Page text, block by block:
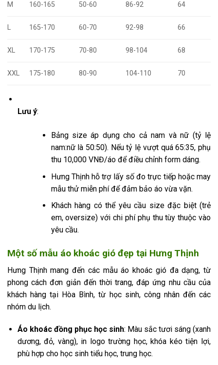
M 160-165 50-60 86-92 64
L 165-170 60-70 92-98 66
XL 170-175 70-80 98-104 68
XXL 175-180 80-90 104-110 70
Lưu ý:
Bảng size áp dụng cho cả nam và nữ (tỷ lệ
nam:nữ là 50:50). Nếu tỷ lệ vượt quá 65:35, phụ
thu 10,000 VNĐ/áo để điều chỉnh form dáng.
Hưng Thịnh hỗ trợ lấy số đo trực tiếp hoặc may
mẫu thử miễn phí để đảm bảo áo vừa vặn.
Khách hàng có thể yêu cầu size đặc biệt (trẻ
em, oversize) với chi phí phụ thu tùy thuộc vào
yêu cầu.
Một số mẫu áo khoác gió đẹp tại Hưng Thịnh
Hưng Thịnh mang đến các mẫu áo khoác gió đa dạng, từ
phong cách đơn giản đến thời trang, đáp ứng nhu cầu của
khách hàng tại Hòa Bình, từ học sinh, công nhân đến các
nhóm du lịch.
Áo khoác đồng phục học sinh: Màu sắc tươi sáng (xanh
dương, đỏ, vàng), in logo trường học, khóa kéo tiện lợi,
phù hợp cho học sinh tiểu học, trung học.